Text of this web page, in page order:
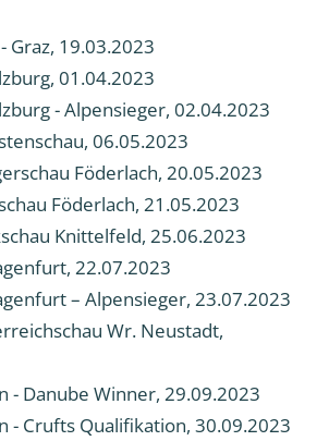
Graz, 19.03.2023
01.04.2023
- Alpensieger, 02.04.2023
06.05.2023
Föderlach, 20.05.2023
Föderlach, 21.05.2023
Knittelfeld, 25.06.2023
22.07.2023
– Alpensieger, 23.07.2023
Wr. Neustadt,
- Danube Winner, 29.09.2023
- Crufts Qualifikation, 30.09.2023